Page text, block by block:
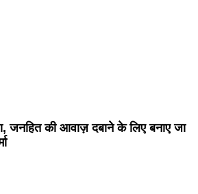
जनहित की आवाज़ दबाने के लिए बनाए जा